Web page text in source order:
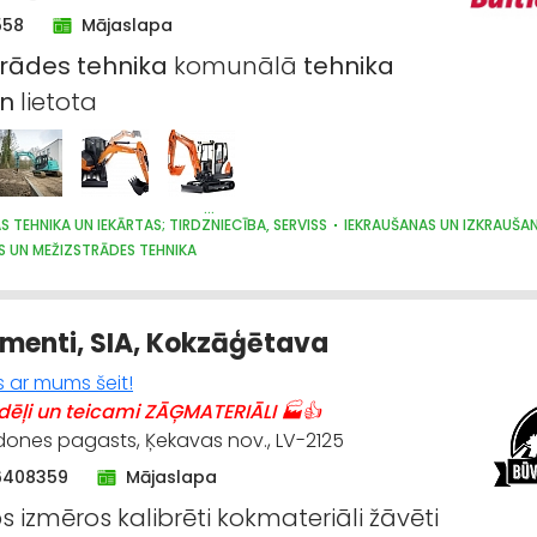
Mājaslapa
tehnika komunālā tehnika
lietota
TEHNIKA UN IEKĀRTAS; TIRDZNIECĪBA, SERVISS
IEKRAUŠANAS UN
UN MEŽIZSTRĀDES TEHNIKA
TEHNIKAS UN TRAKTORTEHNIKAS REZERVES DAĻAS
TEHNIKAS UN TRAKTORTEHNIKAS LABOŠANA, REMONTS
BŪVE, UZTURĒŠANASIA, Kokzāģētava
ar mums šeit!
un teicami ZĀĢMATERIĀLI 🏭👍
pagasts, Ķekavas nov., LV-2125
Mājaslapa
izmēros kalibrēti kokmateriāli žāvēti